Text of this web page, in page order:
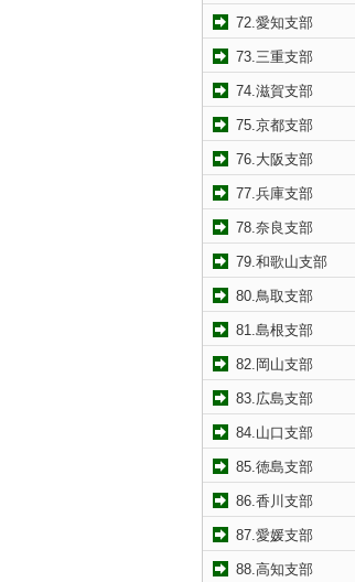
72.愛知支部
73.三重支部
74.滋賀支部
75.京都支部
76.大阪支部
77.兵庫支部
78.奈良支部
79.和歌山支部
80.鳥取支部
81.島根支部
82.岡山支部
83.広島支部
84.山口支部
85.徳島支部
86.香川支部
87.愛媛支部
88.高知支部